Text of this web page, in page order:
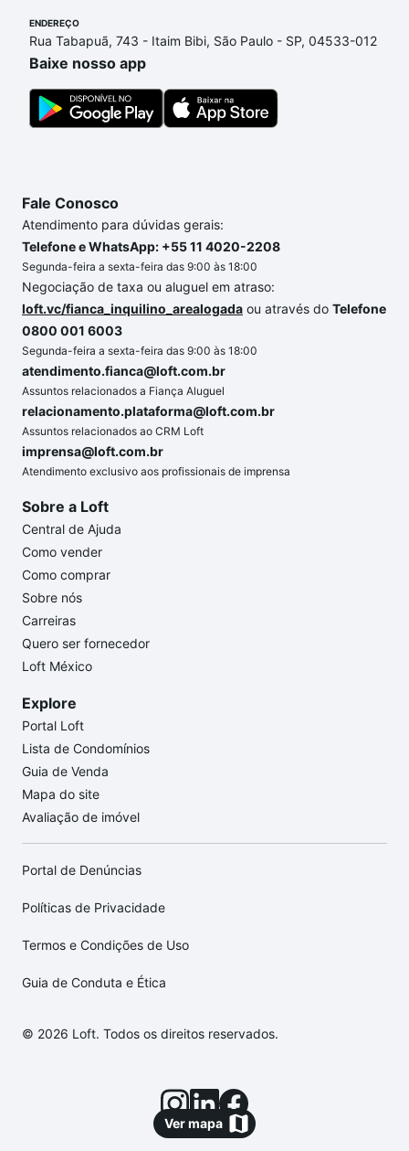
Ver mapa
processo de compra, veja em nosso portal
custa comprar um apartamento e conte com a
gente para comprar o imóvel dos seus sonhos com
segurança e conforto. Loft, com você até as
chaves.
ENDEREÇO
Rua Tabapuã, 743 - Itaim Bibi, São Paulo - SP, 04533-012
Baixe nosso app
Fale Conosco
Atendimento para dúvidas gerais:
Telefone e WhatsApp: +55 11 4020-2208
Segunda-feira a sexta-feira das 9:00 às 18:00
Negociação de taxa ou aluguel em atraso:
loft.vc/fianca_inquilino_arealogada ou através do Telefone
0800 001 6003
Segunda-feira a sexta-feira das 9:00 às 18:00
atendimento.fianca@loft.com.br
Assuntos relacionados a Fiança Aluguel
relacionamento.plataforma@loft.com.br
Assuntos relacionados ao CRM Loft
imprensa@loft.com.br
Atendimento exclusivo aos profissionais de imprensa
Sobre a Loft
Central de Ajuda
Como vender
Como comprar
Sobre nós
Carreiras
Quero ser fornecedor
Loft México
Explore
Portal Loft
Lista de Condomínios
Guia de Venda
Mapa do site
Avaliação de imóvel
Portal de Denúncias
Políticas de Privacidade
Termos e Condições de Uso
Guia de Conduta e Ética
© 2026 Loft. Todos os direitos reservados.